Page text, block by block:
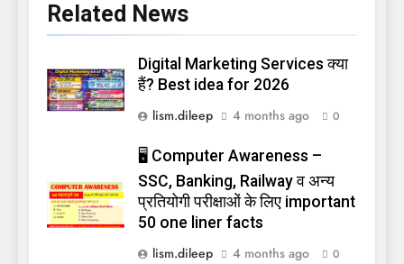
Related News
Digital Marketing Services क्या
हैं? Best idea for 2026
lism.dileep
4 months ago 0
🖥️ Computer Awareness –
SSC, Banking, Railway व अन्य
प्रतियोगी परीक्षाओं के लिए important
50 one liner facts
lism.dileep
4 months ago 0